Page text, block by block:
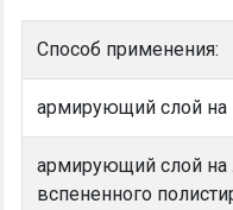
Способ применения:
армирующий слой на
армирующий слой на
вспененного